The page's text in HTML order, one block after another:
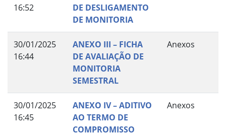
16:52
DE DESLIGAMENTO
DE MONITORIA
30/01/2025
16:44
ANEXO III – FICHA
DE AVALIAÇÃO DE
MONITORIA
SEMESTRAL
Anexos
30/01/2025
16:45
ANEXO IV – ADITIVO
AO TERMO DE
COMPROMISSO
Anexos